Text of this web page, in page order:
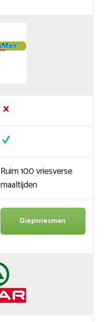
Ruim 100 vriesverse
maaltijden
Diepvriesman